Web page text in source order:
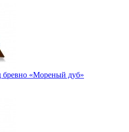
бревно «Мореный дуб»